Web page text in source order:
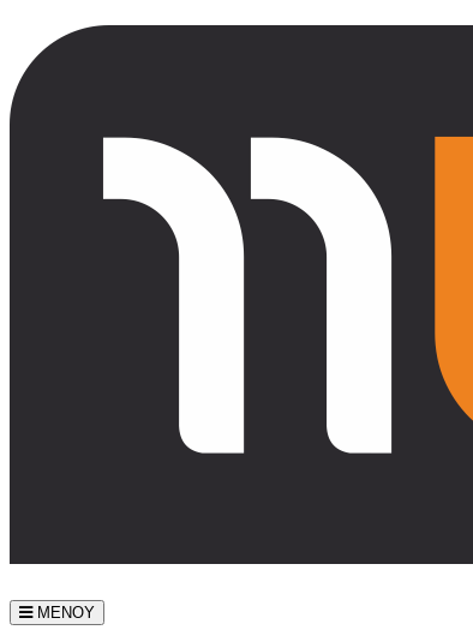
ΜΕΝΟΥ